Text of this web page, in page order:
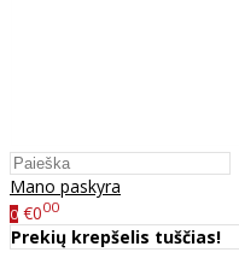
Mano paskyra
0 €000
Prekių krepšelis tuščias!